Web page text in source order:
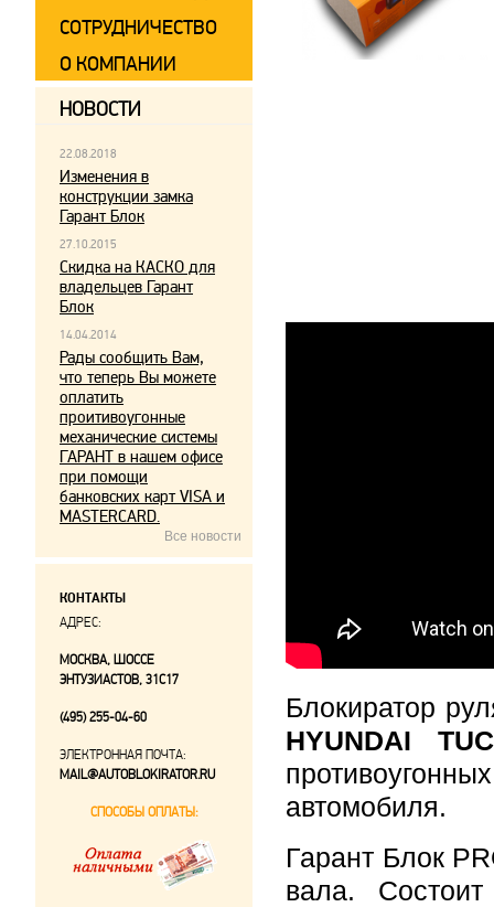
Блокиратор
HYUNDAI
автомобиля.
Гарант Блок
вала.
СОТРУДНИЧЕСТВО
О КОМПАНИИ
НОВОСТИ
22.08.2018
Изменения в
конструкции замка
Гарант Блок
27.10.2015
Скидка на КАСКО для
владельцев Гарант
Блок
14.04.2014
Рады сообщить Вам,
что теперь Вы можете
оплатить
проитивоугонные
механические системы
ГАРАНТ в нашем офисе
при помощи
банковских карт VISA и
MASTERCARD.
Все новости
КОНТАКТЫ
АДРЕС:
МОСКВА, ШОССЕ
ЭНТУЗИАСТОВ, 31С17
(495) 255-04-60
ЭЛЕКТРОННАЯ ПОЧТА:
MAIL@AUTOBLOKIRATOR.RU
СПОСОБЫ ОПЛАТЫ: